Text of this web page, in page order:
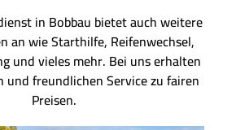
in Bobbau bietet auch weitere
an wie Starthilfe, Reifenwechsel,
und vieles mehr. Bei uns erhalten
und freundlichen Service zu fairen
Preisen.